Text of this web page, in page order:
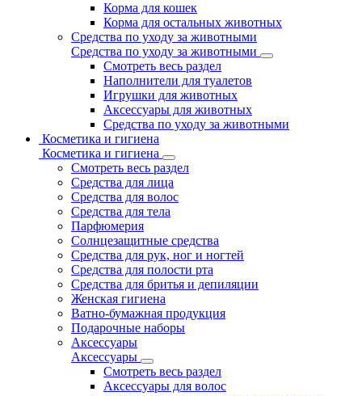
Корма для кошек
Корма для остальных животных
Средства по уходу за животными
Средства по уходу за животными
Смотреть весь раздел
Наполнители для туалетов
Игрушки для животных
Аксессуары для животных
Средства по уходу за животными
Косметика и гигиена
Косметика и гигиена
Смотреть весь раздел
Средства для лица
Средства для волос
Средства для тела
Парфюмерия
Солнцезащитные средства
Средства для рук, ног и ногтей
Средства для полости рта
Средства для бритья и депиляции
Женская гигиена
Ватно-бумажная продукция
Подарочные наборы
Аксессуары
Аксессуары
Смотреть весь раздел
Аксессуары для волос